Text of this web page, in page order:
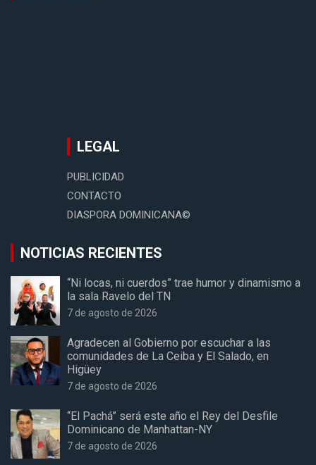
LEGAL
PUBLICIDAD
CONTACTO
DIASPORA DOMINICANA©
NOTICIAS RECIENTES
“Ni locas, ni cuerdos” trae humor y dinamismo a
la sala Ravelo del TN
7 de agosto de 2026
Agradecen al Gobierno por escuchar a las
comunidades de La Ceiba y El Salado, en
Higüey
7 de agosto de 2026
“El Pachá” será este año el Rey del Desfile
Dominicano de Manhattan-NY
7 de agosto de 2026